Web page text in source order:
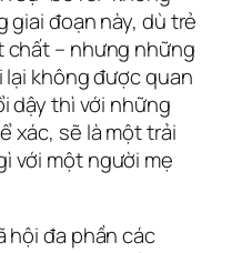
giai đoạn này, dù trẻ
chất – nhưng những
không được quan
dậy thì với những
xác, sẽ là một trải
với một người mẹ
hội đa phần các